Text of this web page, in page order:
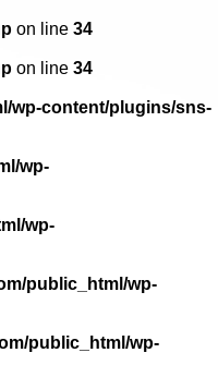
on line 34
on line 34
wp-content/plugins/sns-
wp-
wp-
public_html/wp-
public_html/wp-